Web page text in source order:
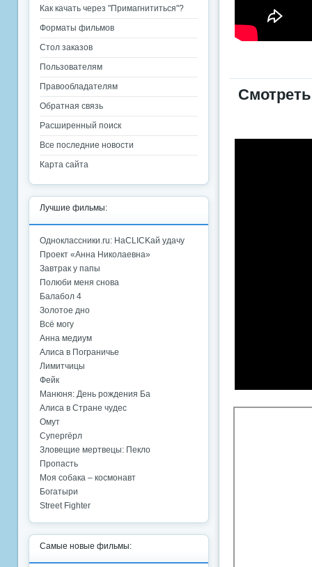
Как качать через "Примагнититься"?
Форматы фильмов
Стол заказов
Пользователям
Правообладателям
Обратная связь
Расширенный поиск
Все последние новости
Карта сайта
Лучшие фильмы:
Одноклассники.ru: НаCLICKай удачу
Проект «Анна Николаевна»
Завтрак у папы
Полюби меня снова
Балабол 4
Золотое дно
Всё могу
Анна медиум
Алиса в Пограничье
Лимитчицы
Фейк
Манюня: День рождения Ба
Алиса в Стране чудес
Омут
Супергёрл
Зловещие мертвецы: Пекло
Пропасть
Моя собака – космонавт
Богатыри
Street Fighter
Самые новые фильмы: